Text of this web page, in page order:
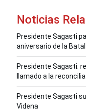
Noticias
Presidente Sagasti
aniversario de la
Presidente Sagasti:
llamado a la
Presidente Sagasti
Videna